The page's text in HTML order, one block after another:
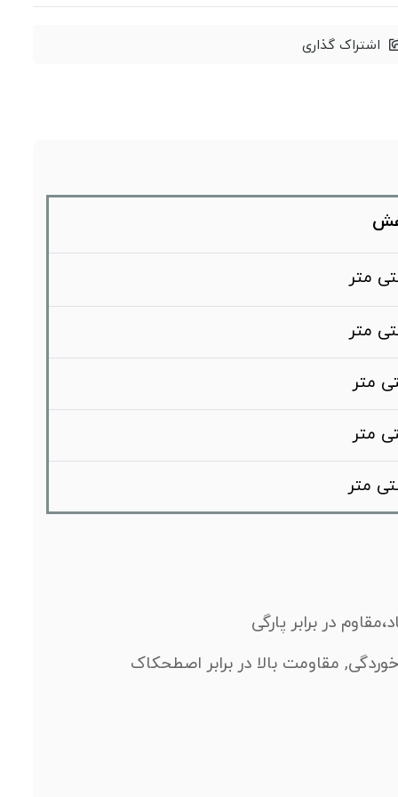
اشتراک گذاری
در برابر پارگی
مقاومت بالا در برابر اصطحکاک